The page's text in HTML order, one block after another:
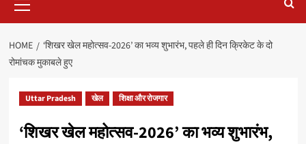
Menu
HOME
‘शिखर खेल महोत्सव-2026’ का भव्य शुभारंभ, पहले ही दिन क्रिकेट के दो
रोमांचक मुकाबले हुए
Uttar Pradesh खेल शिक्षा और रोजगार
‘शिखर खेल महोत्सव-2026’ का भव्य शुभारंभ,